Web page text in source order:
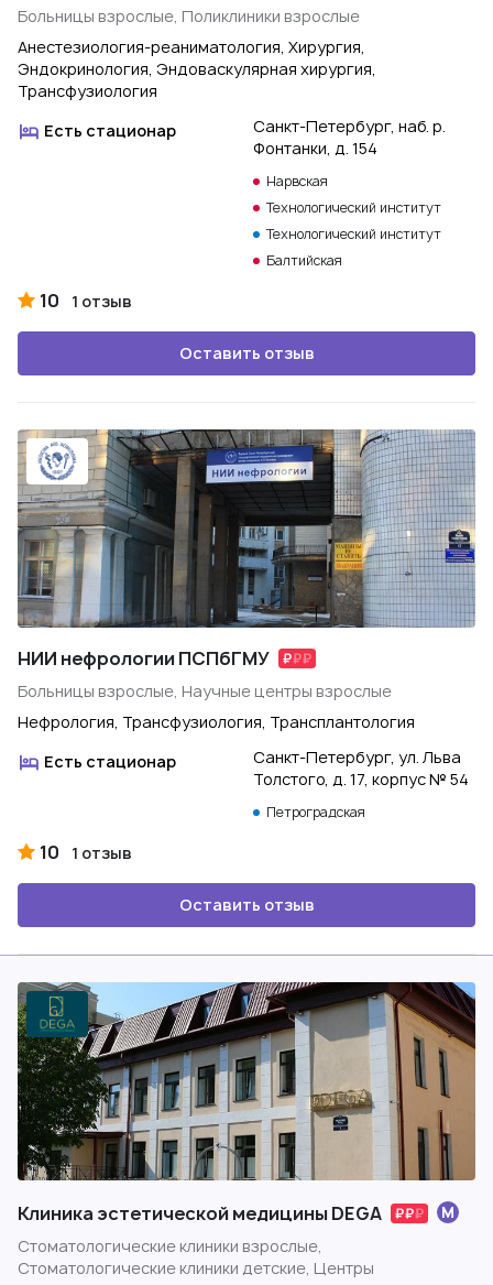
Больницы взрослые, Поликлиники взрослые
Анестезиология-реаниматология, Хирургия,
Эндокринология, Эндоваскулярная хирургия,
Трансфузиология
Есть стационар
Санкт-Петербург, наб. р.
Фонтанки, д. 154
Нарвская
Технологический институт
Технологический институт
Балтийская
10 1 отзыв
Оставить отзыв
НИИ нефрологии ПСПбГМУ
Больницы взрослые, Научные центры взрослые
Нефрология, Трансфузиология, Трансплантология
Есть стационар
Санкт-Петербург, ул. Льва
Толстого, д. 17, корпус № 54
Петроградская
10 1 отзыв
Оставить отзыв
Клиника эстетической медицины DEGA
Стоматологические клиники взрослые,
Стоматологические клиники детские, Центры